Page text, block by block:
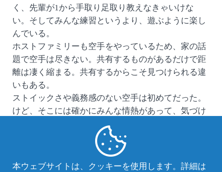
く、先輩が1から手取り足取り教えなきゃいけな
い。そしてみんな練習というより、遊ぶように楽し
んでいる。
ホストファミリーも空手をやっているため、家の話
題で空手は尽きない。共有するものがあるだけで距
離は凄く縮まる。共有するからこそ見つけられる違
いもある。
ストイックさや義務感のない空手は初めてだった。
けど、そこには確かにみんな情熱があって、気づけ
ば自分の好きな居場所ができている。
本ウェブサイトは、クッキーを使用します。詳細は